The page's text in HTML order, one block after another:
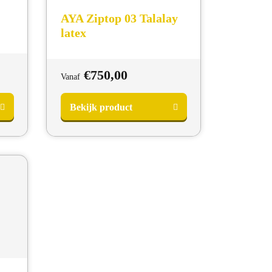
AYA Ziptop 03 Talalay
latex
Vanaf €750,00
Bekijk product